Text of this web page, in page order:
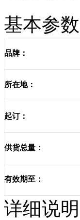
基本参数
品牌：
所在地：
起订：
供货总量：
有效期至：
详细说明